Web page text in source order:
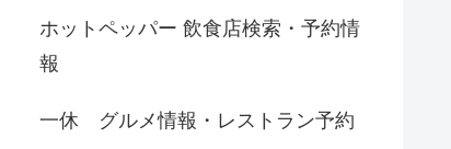
ホットペッパー 飲食店検索・予約情
報
一休 グルメ情報・レストラン予約